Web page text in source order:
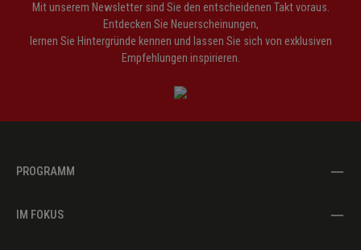
Mit unserem Newsletter sind Sie den entscheidenen Takt voraus.
Entdecken Sie Neuerscheinungen,
lernen Sie Hintergründe kennen und lassen Sie sich von exklusiven
Empfehlungen inspirieren.
PROGRAMM
IM FOKUS